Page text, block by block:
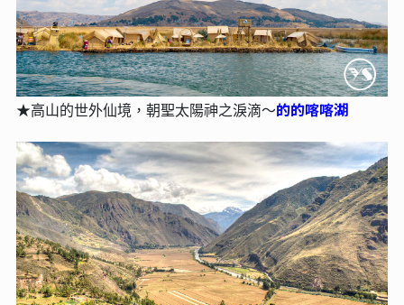
★高山的世外仙境，朝聖太陽神之淚滴～的的喀喀湖